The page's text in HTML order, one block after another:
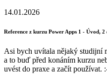
14.01.2026
Reference z kurzu Power Apps 1 - Úvod, 2
Asi bych uvítala nějaký studijní
a to buď před konáním kurzu
uvést do praxe a začít používat.